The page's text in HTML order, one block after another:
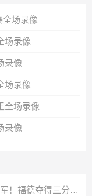
全场录像
场录像
录像
场录像
全场录像
录像
全明星：华盛顿神秘人夺投篮之星冠军！福德夺得三分大赛冠军！